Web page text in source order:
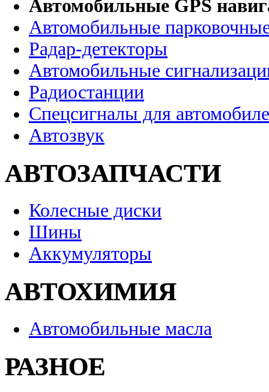
Автомобильные GPS
Автомобильные
Радар-детекторы
Автомобильные
Радиостанции
Спецсигналы для
Автозвук
АВТОЗАПЧАСТИ
Колесные диски
Шины
Аккумуляторы
АВТОХИМИЯ
Автомобильные масла
РАЗНОЕ